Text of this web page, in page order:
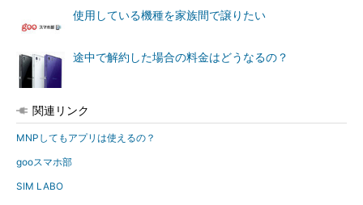
使用している機種を家族間で譲りたい
途中で解約した場合の料金はどうなるの？
関連リンク
MNPしてもアプリは使えるの？
gooスマホ部
SIM LABO